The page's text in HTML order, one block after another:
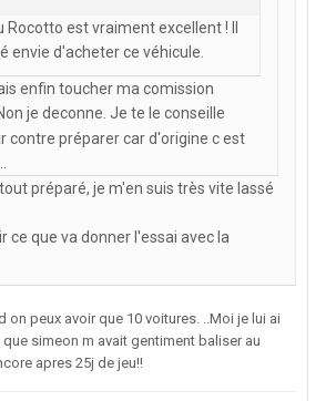
Rocotto est vraiment excellent ! Il
envie d'acheter ce véhicule.
enfin toucher ma comission
je deconne. Je te le conseille
contre préparer car d'origine c est
préparé, je m'en suis très vite lassé
ce que va donner l'essai avec la
on peux avoir que 10 voitures. ..Moi je lui ai
simeon m avait gentiment baliser au
apres 25j de jeu!!